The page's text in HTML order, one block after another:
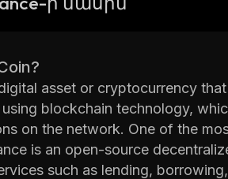
asset or cryptocurrency
using blockchain technology,
on the network. One of the
is an open-source
such as lending,